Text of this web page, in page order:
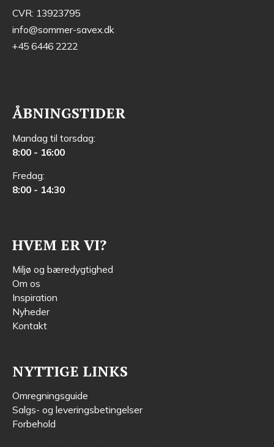
CVR: 13923795
info@sommer-savex.dk
+45 6446 2222
ÅBNINGSTIDER
Mandag til torsdag:
8:00 - 16:00
Fredag:
8:00 - 14:30
HVEM ER VI?
Miljø og bæredygtighed
Om os
Inspiration
Nyheder
Kontakt
NYTTIGE LINKS
Omregningsguide
Salgs- og leveringsbetingelser
Forbehold